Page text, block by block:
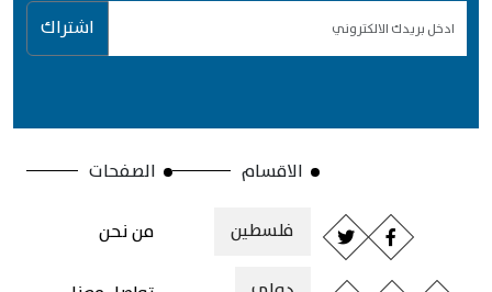
اشتراك
الاقسام
فلسطين
الصفحات
من نحن